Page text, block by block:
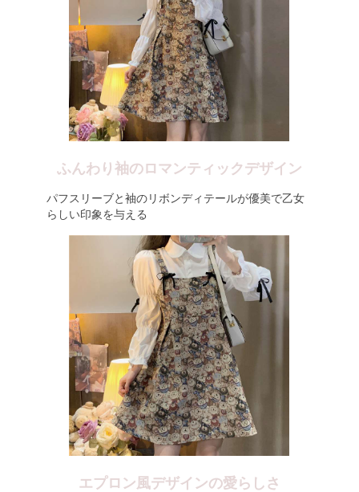
ふんわり袖のロマンティックデザイン
パフスリーブと袖のリボンディテールが優美で乙女
らしい印象を与える
エプロン風デザインの愛らしさ